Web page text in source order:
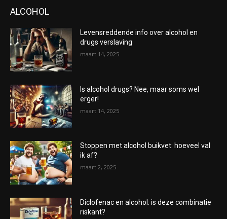
ALCOHOL
Levensreddende info over alcohol en
drugs verslaving
maart 14, 2025
Is alcohol drugs? Nee, maar soms wel
erger!
maart 14, 2025
Stoppen met alcohol buikvet: hoeveel val
ik af?
maart 2, 2025
Diclofenac en alcohol: is deze combinatie
riskant?